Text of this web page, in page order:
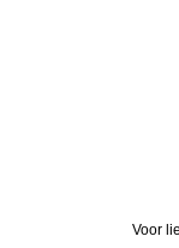
Voor